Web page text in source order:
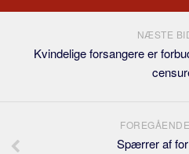
NÆSTE
Kvindelige forsangere er
Spærrer af